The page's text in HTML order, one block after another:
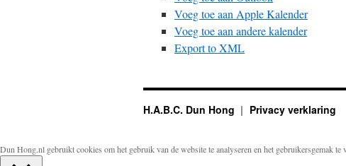
Voeg toe aan Apple Kalender
Voeg toe aan andere kalender
Export to XML
H.A.B.C. Dun Hong Privacy verklaring
Dun Hong.nl gebruikt cookies om het gebruik van de website te analyseren en het gebruikersgemak te